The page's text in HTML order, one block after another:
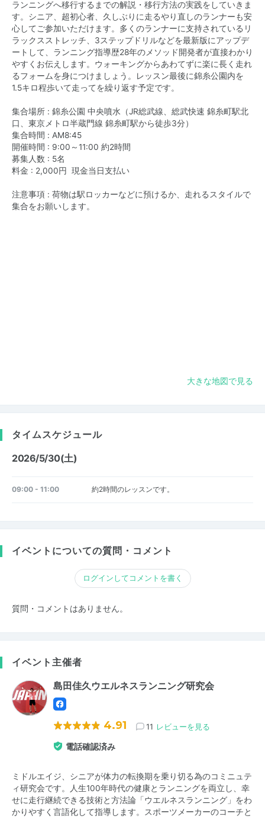
ランニングへ移行するまでの解説・移行方法の実践をしていきま
す。シニア、超初心者、久しぶりに走るやり直しのランナーも安
心してご参加いただけます。多くのランナーに支持されているリ
ラックスストレッチ、3ステップドリルなどを最新版にアップデ
ートして、ランニング指導歴28年のメソッド開発者が直接わかり
やすくお伝えします。ウォーキングからあわてずに楽に長く走れ
るフォームを身につけましょう。レッスン最後に錦糸公園内を
1.5キロ程歩いて走ってを繰り返す予定です。
集合場所 : 錦糸公園 中央噴水（JR総武線、総武快速 錦糸町駅北
口、東京メトロ半蔵門線 錦糸町駅から徒歩3分）
集合時間 : AM8:45
開催時間 : 9:00～11:00 約2時間
募集人数 : 5名
料金 : 2,000円 現金当日支払い
注意事項 : 荷物は駅ロッカーなどに預けるか、走れるスタイルで
集合をお願いします。
大きな地図で見る
タイムスケジュール
2026/5/30(土)
09:00 - 11:00 約2時間のレッスンです。
イベントについての質問・コメント
ログインしてコメントを書く
質問・コメントはありません。
イベント主催者
島田佳久ウエルネスランニング研究会
4.91 11 レビューを見る
電話確認済み
ミドルエイジ、シニアが体力の転換期を乗り切る為のコミニュテ
ィ研究会です。人生100年時代の健康とランニングを両立し、幸
せに走行継続できる技術と方法論「ウエルネスランニング」をわ
かりやすく言語化して指導します。スポーツメーカーのコーチと